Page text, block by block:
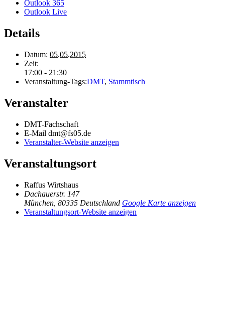
Outlook 365
Outlook Live
Details
Datum: 05.05.2015
Zeit:
17:00 - 21:30
Veranstaltung-Tags:DMT, Stammtisch
Veranstalter
DMT-Fachschaft
E-Mail dmt@fs05.de
Veranstalter-Website anzeigen
Veranstaltungsort
Raffus Wirtshaus
Dachauerstr. 147
München 80335 Deutschland Google Karte anzeigen
Veranstaltungsort-Website anzeigen